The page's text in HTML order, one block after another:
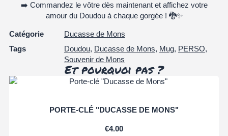
➡️ Commandez le vôtre dès maintenantet affichez votre
amour du Doudou à chaque gorgée ! 🐉✨
Catégorie
Ducasse de Mons
Tags
Doudou, Ducasse de Mons, Mug, PERSO,
Souvenir de Mons
Et pourquoi pas ?
PORTE-CLÉ "DUCASSE DE MONS"
€4.00